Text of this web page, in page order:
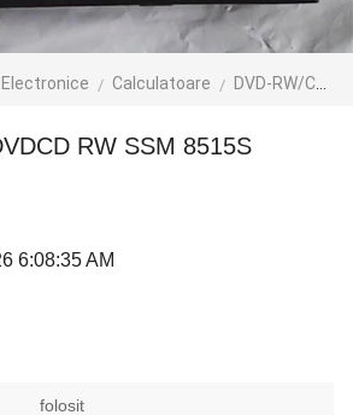
Electronice Calculatoare DVD-RW/CD-RW
RW SSM 8515S
6:08:35 AM
folosit